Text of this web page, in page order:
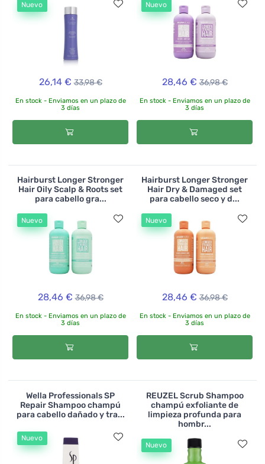
Nuevo
26,14 € 33,98 €
En stock - Enviamos en un plazo de
3 días
Nuevo
28,46 € 36,98 €
En stock - Enviamos en un plazo de
3 días
Hairburst Longer Stronger
Hair Oily Scalp & Roots set
para cabello gra...
Nuevo
28,46 € 36,98 €
En stock - Enviamos en un plazo de
3 días
Hairburst Longer Stronger
Hair Dry & Damaged set
para cabello seco y d...
Nuevo
28,46 € 36,98 €
En stock - Enviamos en un plazo de
3 días
Wella Professionals SP
Repair Shampoo champú
para cabello dañado y tra...
Nuevo
REUZEL Scrub Shampoo
champú exfoliante de
limpieza profunda para
hombr...
Nuevo